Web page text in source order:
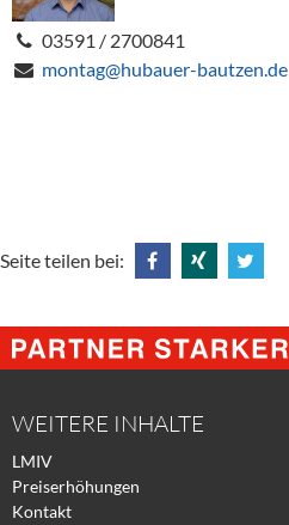
03591 / 2700841
montag@hubauer-bautzen.de
Seite teilen bei:
@
Facebook
@
Xing
@
Twitter
WEITERE INHALTE
LMIV
Preiserhöhungen
Kontakt